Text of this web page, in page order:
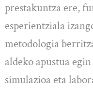
prestakuntza ere,
esperientziala
metodologia
aldeko apustua
simulazioa eta